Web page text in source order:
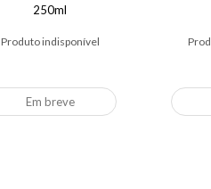
250ml
Produto indisponível
Em breve